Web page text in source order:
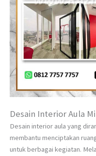
Desain Interior Aula
Desain interior aula yang
membantu menciptakan
untuk berbagai kegiatan.